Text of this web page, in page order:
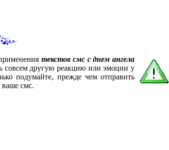
текстов смс с днем ангела
совсем другую реакцию или эмоции у
подумайте, прежде чем отправить
смс.